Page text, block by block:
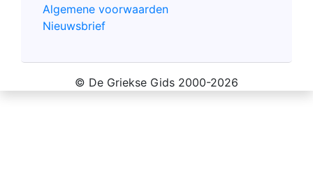
Algemene voorwaarden
Nieuwsbrief
© De Griekse Gids 2000-2026